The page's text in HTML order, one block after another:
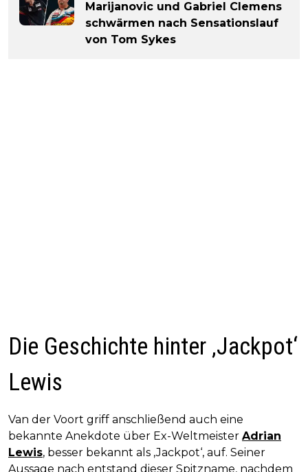
Marijanovic und Gabriel Clemens
schwärmen nach Sensationslauf
von Tom Sykes
Die Geschichte hinter ‚Jackpot‘
Lewis
Van der Voort griff anschließend auch eine
bekannte Anekdote über Ex-Weltmeister Adrian
Lewis, besser bekannt als ‚Jackpot‘, auf. Seiner
Aussage nach entstand dieser Spitzname, nachdem